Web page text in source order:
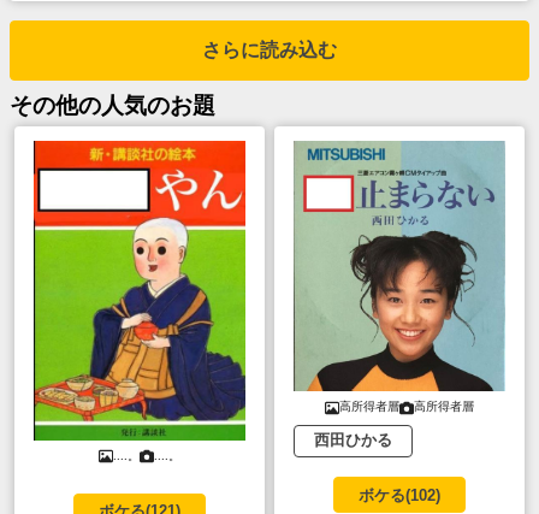
さらに読み込む
その他の人気のお題
高所得者層 高所得者層
西田ひかる
ボケる(102)